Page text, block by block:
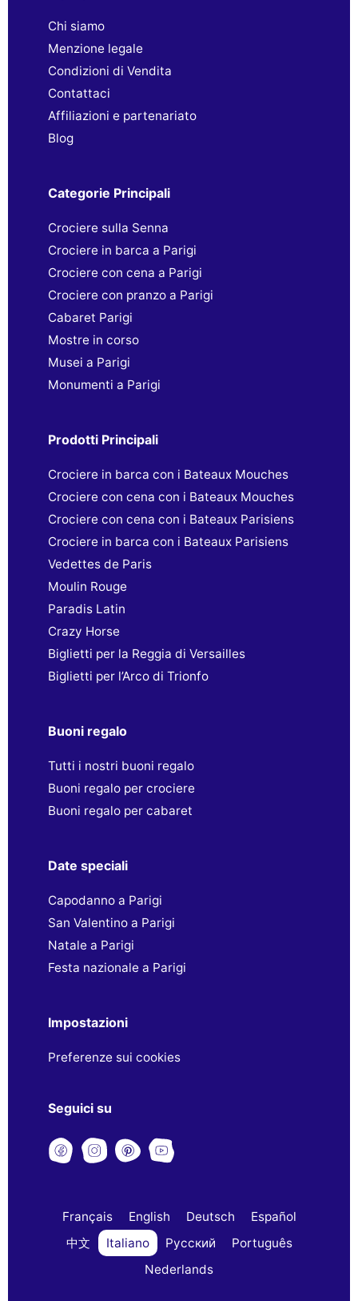
Chi siamo
Menzione legale
Condizioni di Vendita
Contattaci
Affiliazioni e partenariato
Blog
Categorie Principali
Crociere sulla Senna
Crociere in barca a Parigi
Crociere con cena a Parigi
Crociere con pranzo a Parigi
Cabaret Parigi
Mostre in corso
Musei a Parigi
Monumenti a Parigi
Prodotti Principali
Crociere in barca con i Bateaux Mouches
Crociere con cena con i Bateaux Mouches
Crociere con cena con i Bateaux Parisiens
Crociere in barca con i Bateaux Parisiens
Vedettes de Paris
Moulin Rouge
Paradis Latin
Crazy Horse
Biglietti per la Reggia di Versailles
Biglietti per l’Arco di Trionfo
Buoni regalo
Tutti i nostri buoni regalo
Buoni regalo per crociere
Buoni regalo per cabaret
Date speciali
Capodanno a Parigi
San Valentino a Parigi
Natale a Parigi
Festa nazionale a Parigi
Impostazioni
Preferenze sui cookies
Seguici su
Français English Deutsch
Español
中文
Italiano Русский
Português
Nederlands